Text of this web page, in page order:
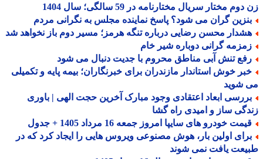
مختار سریال مختارنامه در 59 سالگی؛ سال 1404
گران می شود؟ پاسخ نماینده مجلس به نگرانی مردم
محسن رضایی درباره تنگه هرمز؛ مسیر دوم باز نخواهد شد
گرانی دوباره شیر خام
تنش آبی مناطق محروم با جدیت دنبال می شود
خوش استاندار مازندران برای خبرنگاران؛ بیمه پایه و تکمیلی
شوید
ابعاد اعتقادی وجود مبارک آخرین حجت الهی | باوری
ساز و امیدی راه گشا
خودرو های سایپا امروز جمعه 16 مرداد 1405 + جدول
اولین بار، هوش مصنوعی ویروس هایی را ایجاد کرد که در
یافت نمی شوند